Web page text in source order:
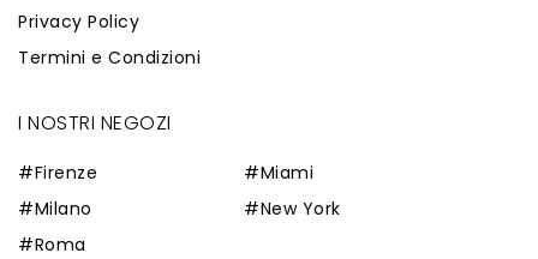
Privacy Policy
Termini e Condizioni
I NOSTRI NEGOZI
#Firenze
#Milano
#Roma
#Miami
#New York